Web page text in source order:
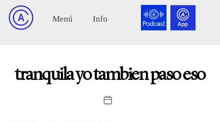
tranquila yo tambien paso eso